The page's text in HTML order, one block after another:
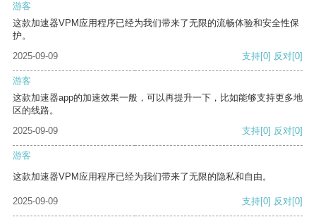
游客
这款加速器VPM应用程序已经为我们带来了无限的流畅体验和安全性保
护。
2025-09-09
支持[0] 反对[0]
游客
这款加速器app的加速效果一般，可以再提升一下，比如能够支持更多地
区的线路。
2025-09-09
支持[0] 反对[0]
游客
这款加速器VPM应用程序已经为我们带来了无限的隐私和自由。
2025-09-09 支持[0] 反对[0]